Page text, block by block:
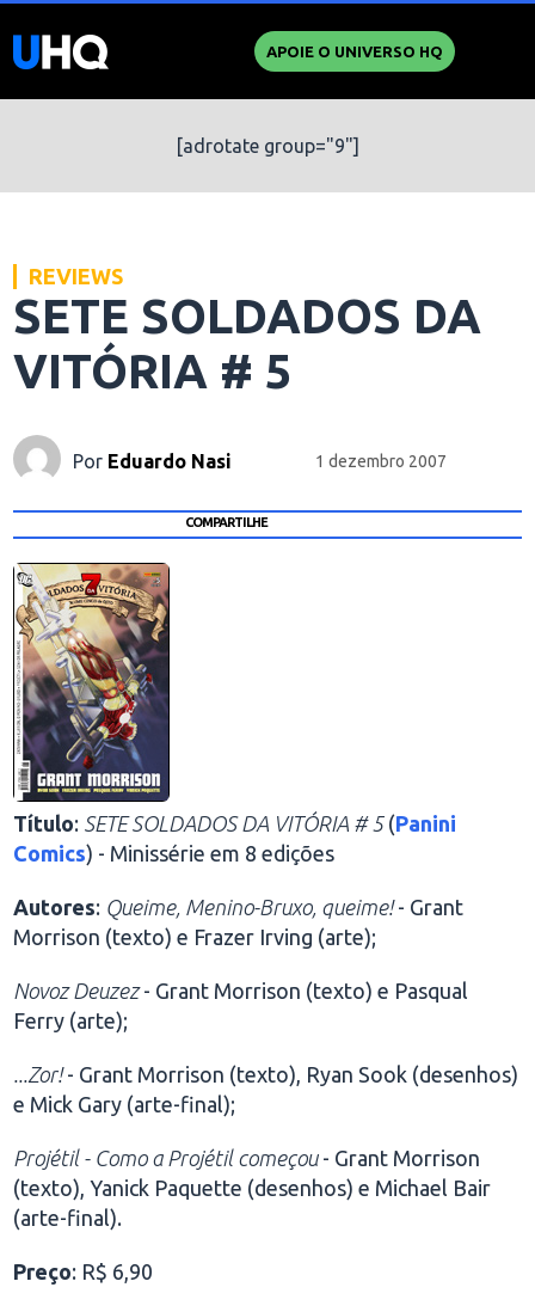
APOIE O UNIVERSO HQ
[adrotate group="9"]
REVIEWS
SETE SOLDADOS DA
VITÓRIA # 5
Por Eduardo Nasi 1 dezembro 2007
COMPARTILHE
Título: SETE SOLDADOS DA VITÓRIA # 5(Panini
Comics) - Minissérie em 8 edições
Autores: Queime, Menino-Bruxo, queime!- Grant
Morrison (texto) e Frazer Irving (arte);
Novoz Deuzez- Grant Morrison (texto) e Pasqual
Ferry (arte);
...Zor!- Grant Morrison (texto), Ryan Sook (desenhos)
e Mick Gary (arte-final);
Projétil - Como a Projétil começou- Grant Morrison
(texto), Yanick Paquette (desenhos) e Michael Bair
(arte-final).
Preço: R$ 6,90